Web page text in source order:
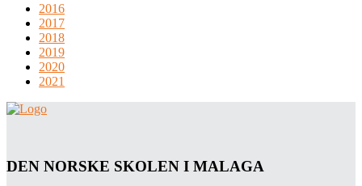
2016
2017
2018
2019
2020
2021
DEN NORSKE SKOLEN I MALAGA